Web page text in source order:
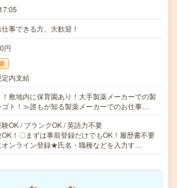
事できる方、大歓迎！
円
内支給
敷地内に保育園あり！大手製薬メーカーでの製
ゴト！≫誰もが知る製薬メーカーでのお仕事…
OK / ブランクOK / 英語力不要
！〇まずは事前登録だけでもOK！履歴書不要
オンライン登録★氏名・職種などを入力す…